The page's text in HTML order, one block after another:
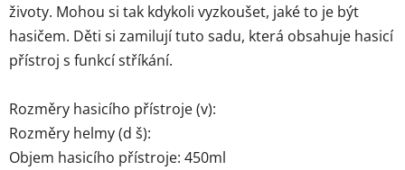
životy. Mohou si tak kdykoli vyzkoušet, jaké to je být
hasičem. Děti si zamilují tuto sadu, která obsahuje hasicí
přístroj s funkcí stříkání.
Rozměry hasicího přístroje (v):
Rozměry helmy (d š):
Objem hasicího přístroje: 450ml